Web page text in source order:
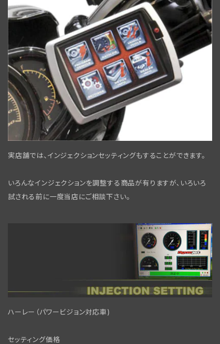
アマチュア関係(ジェネレーター)
ディストリビューター
ワイアリングキット,オリジナル仕様,綿被覆
ライドコントロール,ショックアブソーバー
ヘッドベアリング・ステアリングダンパー
スプリンガーフォーク用ディスクブレーキ
フロントブレーキパーツWLC／ビッグツイン用
タイヤ・チューブ関係
リアブレーキパーツ ビックツイン
リアアスクル関係
フロントブレーキ WL/WLAモデル
スクリュー・ナット・ワッシャー
パーツリスト・テクニカルマニュアル
ミリタリー装備
スクリュー/ナット/ワッシャー
実店舗では、インジェクションセッティングもすることができます。
いろんなインジェクションを調整する商品が有りますが、いろいろ
試される前に一度当店にご相談下さい。
ハーレー（パワービジョン対応車)
セッティング価格